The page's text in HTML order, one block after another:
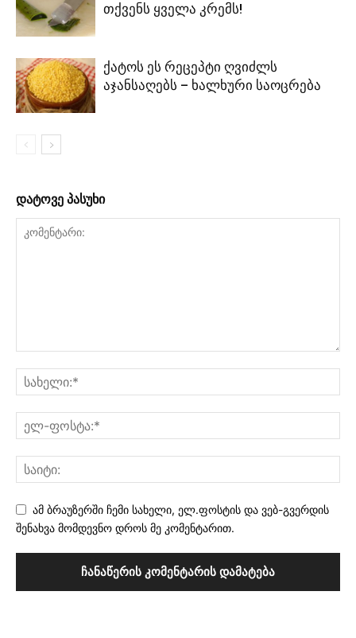
თქვენს ყველა კრემს!
ქატოს ეს რეცეპტი ღვიძლს
აჯანსაღებს – ხალხური საოცრება
დატოვე პასუხი
ამ ბრაუზერში ჩემი სახელი, ელ.ფოსტის და ვებ-გვერდის
შენახვა მომდევნო დროს მე კომენტარით.